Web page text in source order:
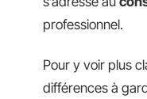
professionnel.
Pour y voir plus
différences à